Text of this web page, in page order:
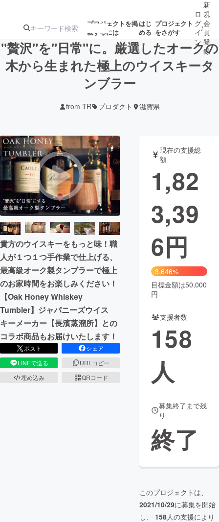
プロジェクトを掲
載するには
はじ
める
プロジェクト
をさがす
注目の新着プロ募集終了が近いプ
テクノロジー・ガジェット
映像・映画 書籍・雑誌
ビジネス・起業 チャレンジ
まちづくり・地域活性化
CAMPFIRE for Social Good
CAMPFIRE Creation
CAMPFIREふるさと納税 machi-ya コミュニティ
ロ
グ
イ
ン
/
新
規
会
員
登
録
"贅沢"を"日常"に。厳選したオークの
木から生まれた極上のウイスキータ
ンブラー
from TR プロダクト 滋賀県
貴方のウイスキーをもっと味！職
人が１つ１つ手作業で仕上げる、
最高級オーク製タンブラーで極上
のお家時間をお楽しみください！
【Oak Honey Whiskey
Tumbler】ジャパニーズウイス
キーメーカー【長濱蒸溜所】との
コラボ商品もお届けいたします！
ポスト
シェア
LINEで送る
URLコピー
埋め込み
QRコード
現在の支援総
額
1,82
3,39
6円
3,646%
目標金額は50,000
円
支援者数
158
人
募集終了まで残
り
終了
このプロジェクトは、
2021/10/29に募集を開始
し、 158人の支援により